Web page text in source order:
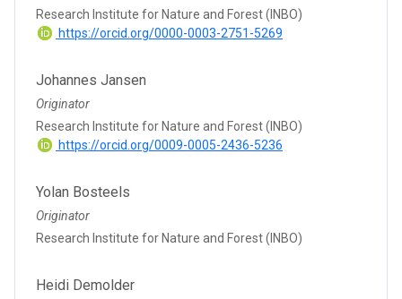
Research Institute for Nature and Forest (INBO)
https://orcid.org/0000-0003-2751-5269
Johannes Jansen
Originator
Research Institute for Nature and Forest (INBO)
https://orcid.org/0009-0005-2436-5236
Yolan Bosteels
Originator
Research Institute for Nature and Forest (INBO)
Heidi Demolder